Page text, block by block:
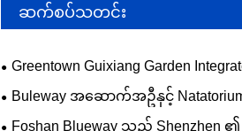
ဆက်စပ်သတင်း
Greentown Guixiang Garden
Heat Pump တပ်ဆင်ခြင်းနှင့် ကော်မရှင်ပ
ပြီးမြောက်သည်
Buleway အဆောက်အဦနှင့်
စွမ်းအင်သိုလှောင်မျှော်စင်၊ ရှန်ကျန်း
Foshan Blueway သည် Shenzhen ၏